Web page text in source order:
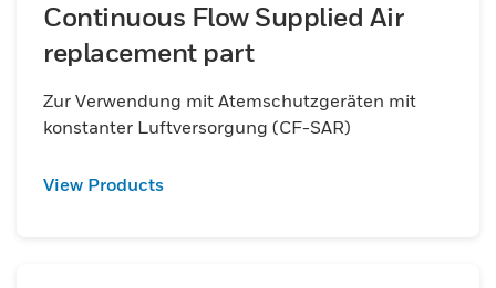
Continuous Flow Supplied Air
replacement part
Zur Verwendung mit Atemschutzgeräten mit
konstanter Luftversorgung (CF-SAR)
View Products